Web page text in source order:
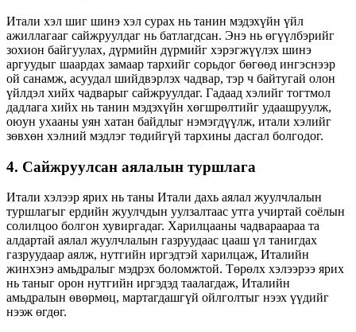
Итали хэл шиг шинэ хэл сурах нь танин мэдэхүйн үйл
ажиллагааг сайжруулдаг нь батлагдсан. Энэ нь өгүүлбэрийг
зохион байгуулах, дүрмийн дүрмийг хэрэгжүүлэх шинэ
аргуудыг шаардах замаар тархийг сорьдог бөгөөд ингэснээр
ой санамж, асуудал шийдвэрлэх чадвар, тэр ч байтугай олон
үйлдэл хийх чадварыг сайжруулдаг. Гадаад хэлийг тогтмол
дадлага хийх нь танин мэдэхүйн хөгшрөлтийг удаашруулж,
оюун ухааны уян хатан байдлыг нэмэгдүүлж, итали хэлийг
зөвхөн хэлний мэдлэг төдийгүй тархины дасгал болгодог.
4. Сайжруулсан аялалын туршлага
Итали хэлээр ярих нь таны Итали дахь аялал жуулчлалын
туршлагыг ердийн жуулчдын уулзалтаас утга учиртай соёлын
солилцоо болгон хувиргадаг. Харилцааны чадвараараа та
алдартай аялал жуулчлалын газруудаас цааш үл танигдах
газруудаар аялж, нутгийн иргэдтэй харилцаж, Италийн
жинхэнэ амьдралыг мэдрэх боломжтой. Төрөлх хэлээрээ ярих
нь таныг орон нутгийн иргэдэд таалагдаж, Италийн
амьдралын өвөрмөц, мартагдашгүй ойлголтыг нээх үүдийг
нээж өгдөг.